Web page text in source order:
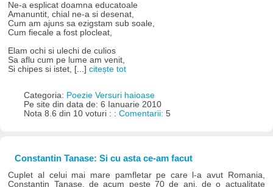
Ne-a esplicat doamna educatoale
Amanuntit, chial ne-a si desenat,
Cum am ajuns sa ezigstam sub soale,
Cum fiecale a fost plocleat,
Elam ochi si ulechi de culios
Sa aflu cum pe lume am venit,
Si chipes si istet, [...]citește tot
Categoria: Poezie Versuri haioase
Pe site din data de: 6 Ianuarie 2010
Nota 8.6 din 10 voturi : : Comentarii: 5
Constantin Tanase: Si cu asta ce-am facut
Cuplet al celui mai mare pamfletar pe care l-a avut Romania,
Constantin Tanase, de acum peste 70 de ani, de o actualitate